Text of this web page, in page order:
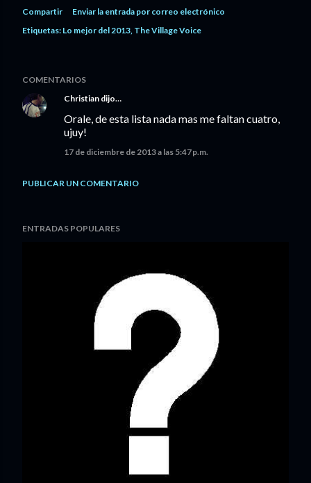
Compartir
Enviar la entrada por correo electrónico
Etiquetas: Lo mejor del 2013 The Village Voice
COMENTARIOS
Christian dijo…
Orale, de esta lista nada mas me faltan cuatro,
ujuy!
17 de diciembre de 2013 a las 5:47 p.m.
PUBLICAR UN COMENTARIO
ENTRADAS POPULARES